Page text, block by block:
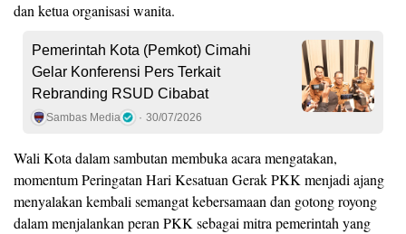
dan ketua organisasi wanita.
Pemerintah Kota (Pemkot) Cimahi
Gelar Konferensi Pers Terkait
Rebranding RSUD Cibabat
Sambas Media 30/07/2026
Wali Kota dalam sambutan membuka acara mengatakan,
momentum Peringatan Hari Kesatuan Gerak PKK menjadi ajang
menyalakan kembali semangat kebersamaan dan gotong royong
dalam menjalankan peran PKK sebagai mitra pemerintah yang